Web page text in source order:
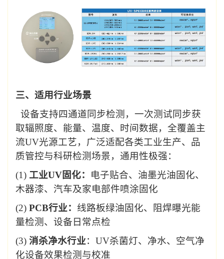
三、适用行业场景
设备支持四通道同步检测，一次测试同步获
取辐照度、能量、温度、时间数据，全覆盖主
流UV光源工艺， 广泛适配各类工业生产、品
质管控与科研检测场景，通用性极强：
(1) 工业UV固化： 电子贴合、油墨光油固化、
木器漆、汽车及家电部件喷涂固化
(2) PCB行业： 线路板绿油固化、阻焊曝光能
量检测、设备日常点检
(3) 消杀净水行业： UV杀菌灯、净水、空气净
化设备效果检测与校准